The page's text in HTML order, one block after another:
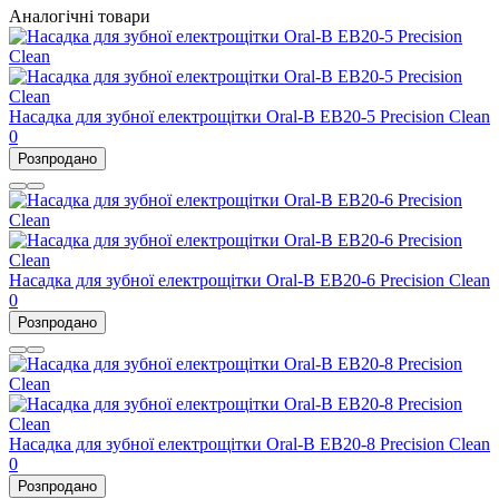
Аналогічні товари
Насадка для зубної електрощітки Oral-B EB20-5 Precision Clean
0
Розпродано
Насадка для зубної електрощітки Oral-B EB20-6 Precision Clean
0
Розпродано
Насадка для зубної електрощітки Oral-B EB20-8 Precision Clean
0
Розпродано